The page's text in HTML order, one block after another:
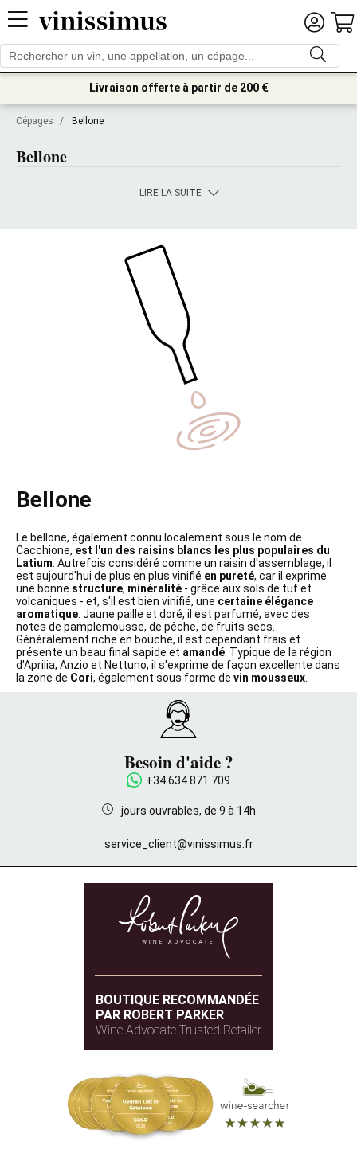
Livraison offerte à partir de 200 €
Cépages / Bellone
Bellone
LIRE LA SUITE
Bellone
Le bellone, également connu localement sous le nom de
Cacchione, est l'un des raisins blancs les plus populaires du
Latium. Autrefois considéré comme un raisin d'assemblage, il
est aujourd'hui de plus en plus vinifié en pureté, car il exprime
une bonne structure, minéralité - grâce aux sols de tuf et
volcaniques - et, s'il est bien vinifié, une certaine élégance
aromatique. Jaune paille et doré, il est parfumé, avec des
notes de pamplemousse, de pêche, de fruits secs.
Généralement riche en bouche, il est cependant frais et
présente un beau final sapide et amandé. Typique de la région
d'Aprilia, Anzio et Nettuno, il s'exprime de façon excellente dans
la zone de Cori, également sous forme de vin mousseux.
Besoin d'aide ?
+34 634 871 709
jours ouvrables, de 9 à 14h
service_client@vinissimus.fr
BOUTIQUE RECOMMANDÉE
PAR ROBERT PARKER
Wine Advocate Trusted Retailer